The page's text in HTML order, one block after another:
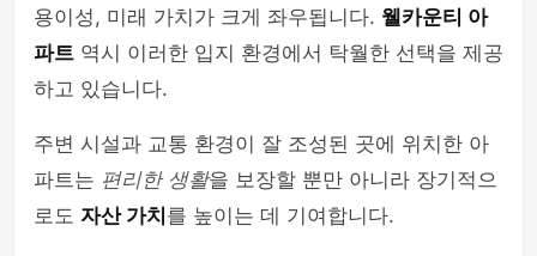
용이성, 미래 가치가 크게 좌우됩니다. 웰카운티 아
파트 역시 이러한 입지 환경에서 탁월한 선택을 제공
하고 있습니다.
주변 시설과 교통 환경이 잘 조성된 곳에 위치한 아
파트는 편리한 생활을 보장할 뿐만 아니라 장기적으
로도 자산 가치 를 높이는 데 기여합니다.